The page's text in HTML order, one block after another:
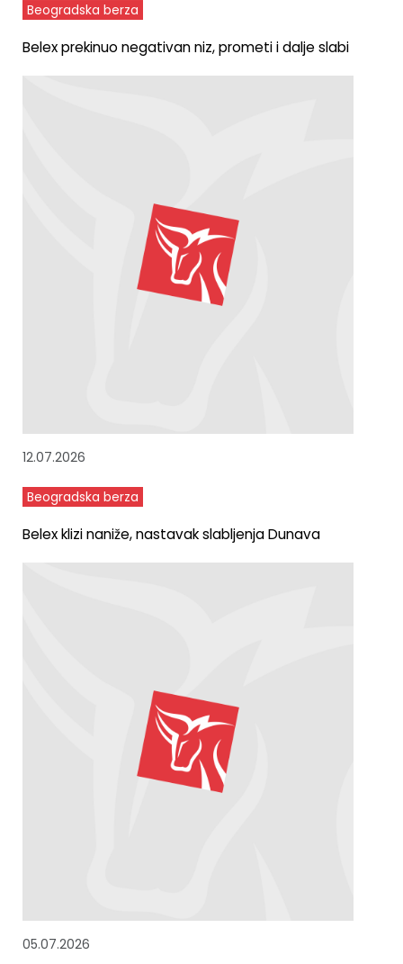
Beogradska berza
Belex prekinuo negativan niz, prometi i dalje slabi
12.07.2026
Beogradska berza
Belex klizi naniže, nastavak slabljenja Dunava
05.07.2026